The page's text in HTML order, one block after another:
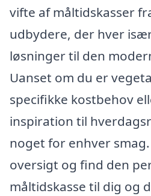
vifte af måltidskasser
udbydere, der hver
løsninger til den
Uanset om du er
specifikke kostbehov
inspiration til
noget for enhver
oversigt og find den
måltidskasse til dig og